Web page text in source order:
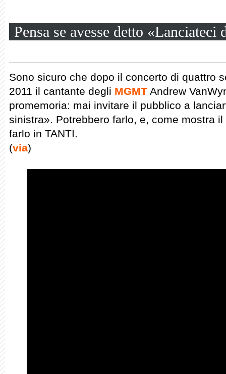
Pensa se avesse detto «Lanciateci
Sono sicuro che dopo il concerto di quattro
2011 il cantante degli MGMT Andrew
promemoria: mai invitare il pubblico a
sinistra». Potrebbero farlo, e, come mostra
farlo in TANTI.
(via)